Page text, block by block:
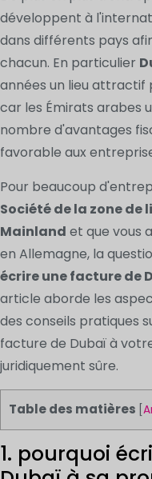
développent à
dans différents pays
chacun. En particulier
années un lieu attractif
car les Émirats arabes
nombre d'avantages
favorable aux
Pour beaucoup
Société de la zone
Mainland et que vous
en Allemagne, la
écrire une facture de
article aborde les
des conseils pratiques
facture de Dubaï à
juridiquement sûre.
Table des matières
1. pourquoi